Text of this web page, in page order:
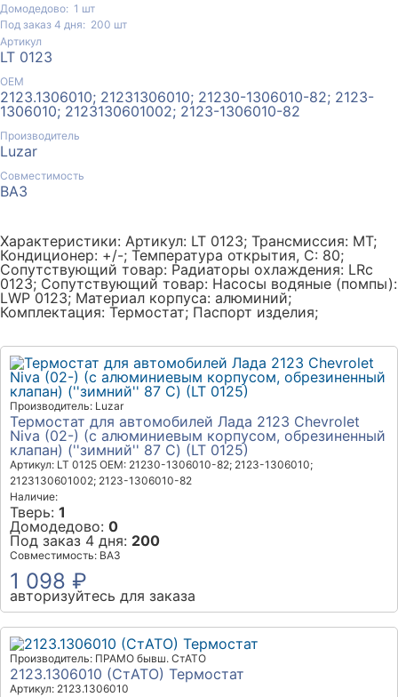
Домодедово: 1 шт
Под заказ 4 дня: 200 шт
Артикул
LT 0123
ОЕМ
2123.1306010; 21231306010; 21230-1306010-82; 2123-
1306010; 2123130601002; 2123-1306010-82
Производитель
Luzar
Совместимость
ВАЗ
Характеристики: Артикул: LT 0123; Трансмиссия: MT;
Кондиционер: +/-; Температура открытия, С: 80;
Сопутствующий товар: Радиаторы охлаждения: LRc
0123; Сопутствующий товар: Насосы водяные (помпы):
LWP 0123; Материал корпуса: алюминий;
Комплектация: Термостат; Паспорт изделия;
Производитель: Luzar
Термостат для автомобилей Лада 2123 Chevrolet
Niva (02-) (с алюминиевым корпусом, обрезиненный
клапан) (''зимний'' 87 С) (LT 0125)
Артикул: LT 0125 OEM: 21230-1306010-82; 2123-1306010;
2123130601002; 2123-1306010-82
Наличие:
Тверь: 1
Домодедово: 0
Под заказ 4 дня: 200
Совместимость: ВАЗ
1 098 ₽
авторизуйтесь для заказа
Производитель: ПРАМО бывш. СтАТО
2123.1306010 (СтАТО) Термостат
Артикул: 2123.1306010